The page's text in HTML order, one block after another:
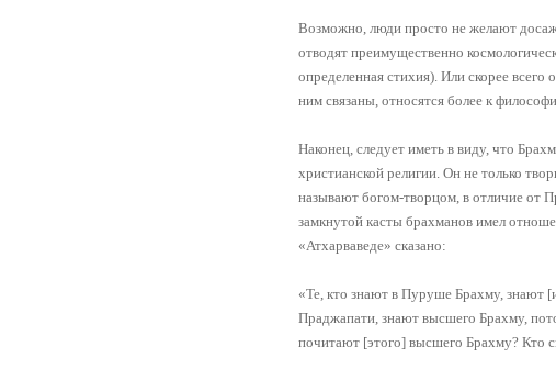
Возможно, люди просто не желают
отводят преимущественно
определенная стихия). Или скорее
ним связаны, относятся более к
Наконец, следует иметь в виду, что
христианской религии. Он не только
называют богом-творцом, в отличие от
замкнутой касты брахманов имел
«Атхарваведе» сказано:
«Те, кто знают в Пуруше Брахму, знают
Праджапати, знают высшего Брахму,
почитают [этого] высшего Брахму? Кто